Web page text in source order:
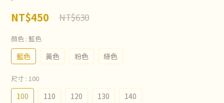
NT$450 NT$630
顏色 : 藍色
藍色 黃色 粉色 綠色
尺寸 : 100
100 110 120 130 140